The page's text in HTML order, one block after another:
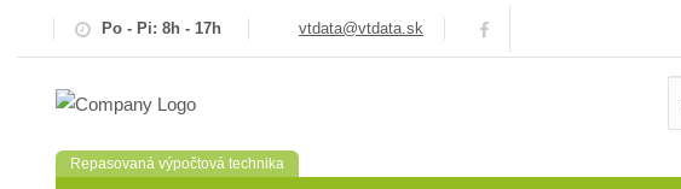
Po - Pi: 8h - 17h vtdata@vtdata.sk
Repasovaná výpočtová technika